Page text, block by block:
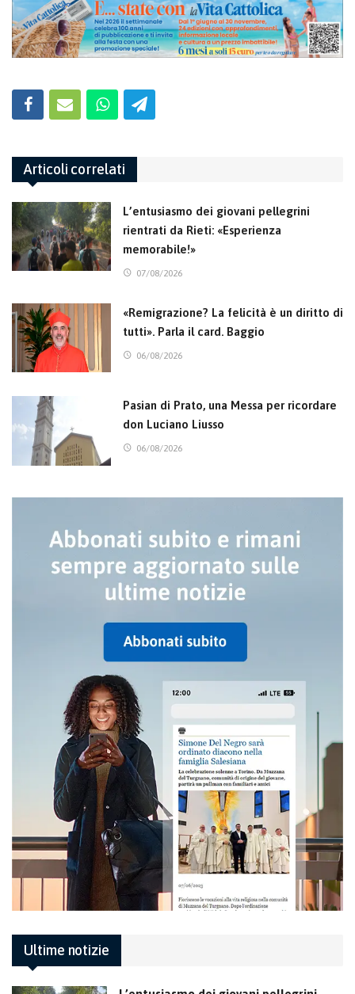
Articoli correlati
L’entusiasmo dei giovani pellegrini
rientrati da Rieti: «Esperienza
memorabile!»
07/08/2026
«Remigrazione? La felicità è un diritto di
tutti». Parla il card. Baggio
06/08/2026
Pasian di Prato, una Messa per ricordare
don Luciano Liusso
06/08/2026
Ultime notizie